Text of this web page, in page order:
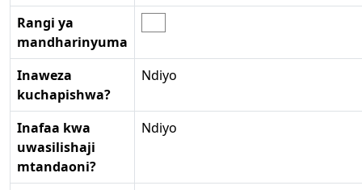
Rangi ya
mandharinyuma
Inaweza
kuchapishwa?
Ndiyo
Inafaa kwa
uwasilishaji
mtandaoni?
Ndiyo